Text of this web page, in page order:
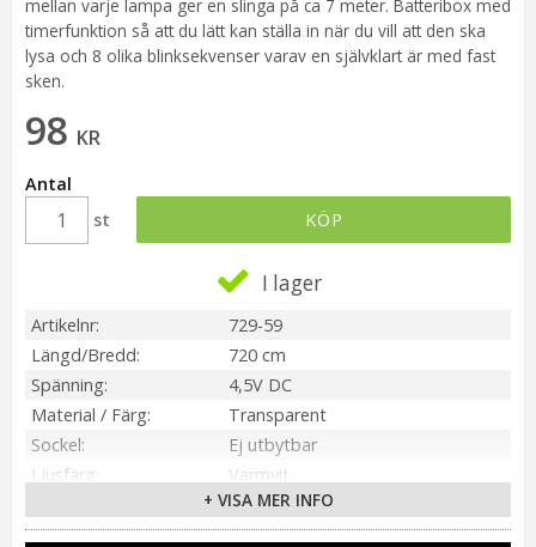
mellan varje lampa ger en slinga på ca 7 meter. Batteribox med
timerfunktion så att du lätt kan ställa in när du vill att den ska
lysa och 8 olika blinksekvenser varav en självklart är med fast
sken.
98 KR
Antal
st
KÖP
I lager
Artikelnr
729-59
Längd/Bredd
720 cm
Spänning
4,5V DC
Material / Färg
Transparent
Sockel
Ej utbytbar
Ljusfärg
Varmvit
6h på, 18h av, repeterande
Kabellängd
50 cm
+ VISA MER INFO